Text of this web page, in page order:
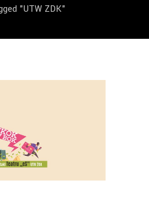
"UTW ZDK"